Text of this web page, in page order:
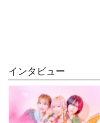
インタビュー